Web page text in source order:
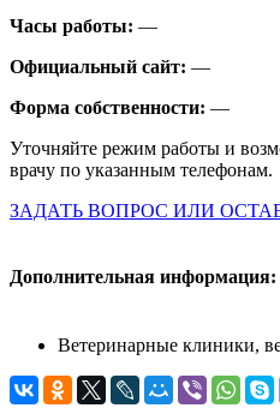
Часы работы: —
Официальный сайт: —
Форма собственности: —
Уточняйте режим работы и
врачу по указанным телефонам.
ЗАДАТЬ ВОПРОС ИЛИ
Дополнительная информация:
Ветеринарные клиники,